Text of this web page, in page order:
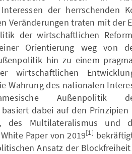
der herrschenden
Veränderungen traten mit der
der wirtschaftlichen
Orientierung weg von
hin zu einem
wirtschaftlichen
Wahrung des nationalen
Außenpolitik
dabei auf den
des Multilateralismus und
Paper von 2019[1]
Ansatz der